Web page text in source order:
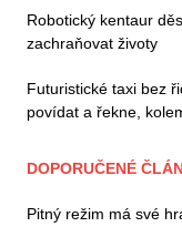
Robotický kentaur
zachraňovat životy
Futuristické taxi bez
povídat a řekne,
DOPORUČENÉ
Pitný režim má své